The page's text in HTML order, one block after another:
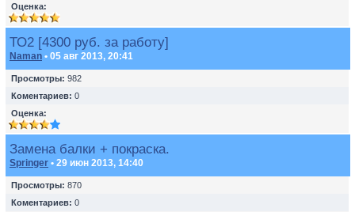
Оценка:
ТО2 [4300 руб. за работу]
Naman • 05 авг 2013, 20:41
Просмотры: 982
Коментариев: 0
Оценка:
Замена балки + покраска.
Springer • 29 июн 2013, 14:40
Просмотры: 870
Коментариев: 0